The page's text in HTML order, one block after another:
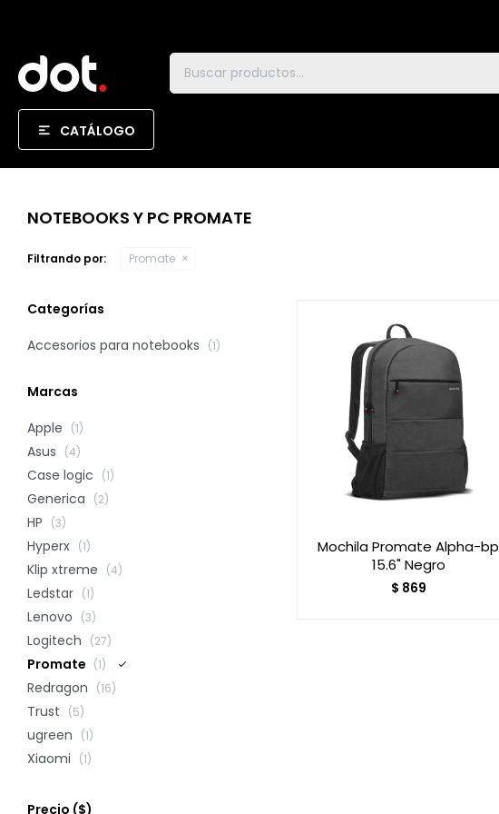
CATÁLOGO
NOTEBOOKS Y PC PROMATE
Filtrando por: Promate
Mochila Promate Alpha-bp
15.6" Negro
$ 869
Categorías
Accesorios para notebooks
(1)
Marcas
Apple
(1)
Asus (4)
Case logic (1)
Generica (2)
HP (3)
Hyperx (1)
Klip xtreme (4)
Ledstar (1)
Lenovo (3)
Logitech (27)
Promate (1)
Redragon (16)
Trust (5)
ugreen (1)
Xiaomi (1)
Precio ($)